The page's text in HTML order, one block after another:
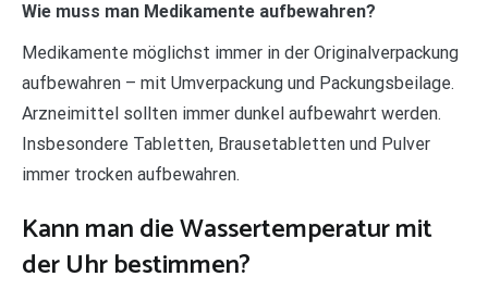
Wie muss man Medikamente aufbewahren?
Medikamente möglichst immer in der Originalverpackung
aufbewahren – mit Umverpackung und Packungsbeilage.
Arzneimittel sollten immer dunkel aufbewahrt werden.
Insbesondere Tabletten, Brausetabletten und Pulver
immer trocken aufbewahren.
Kann man die Wassertemperatur mit
der Uhr bestimmen?